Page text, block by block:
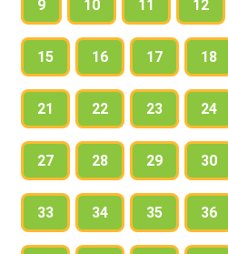
9 10 11 12
15 16 17 18
21 22 23 24
27 28 29 30
33 34 35 36